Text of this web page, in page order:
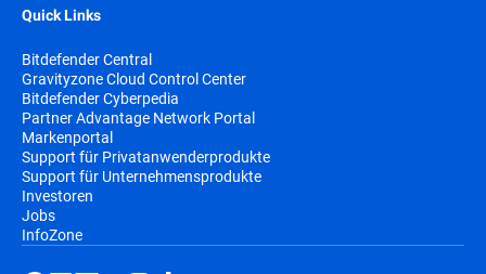
Quick Links
Bitdefender Central
Gravityzone Cloud Control Center
Bitdefender Cyberpedia
Partner Advantage Network Portal
Markenportal
Support für Privatanwenderprodukte
Support für Unternehmensprodukte
Investoren
Jobs
InfoZone